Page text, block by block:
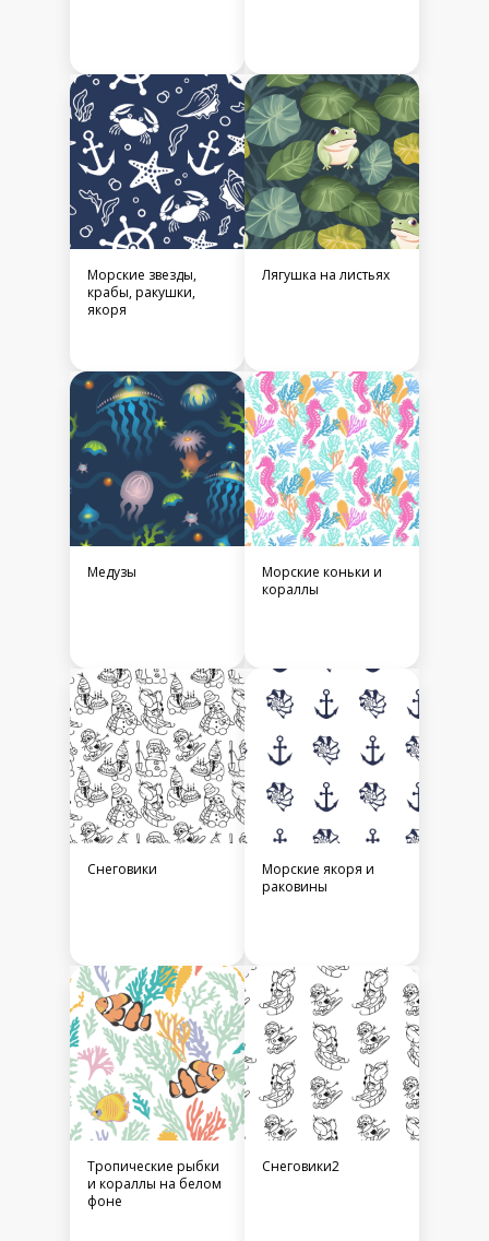
Морские звезды,
крабы, ракушки,
якоря
Лягушка на листьях
Медузы
Морские коньки и
кораллы
Снеговики
Морские якоря и
раковины
Тропические рыбки
и кораллы на белом
фоне
Снеговики2